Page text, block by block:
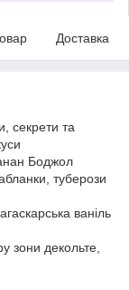
Доставка
секрети та
Боджол
туберози
ваніль
зони декольте,